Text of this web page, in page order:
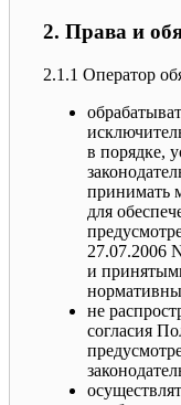
2. Права и
2.1.1 Оператор
в порядке,
принимать
для
27.07.2006
и
не
согласия